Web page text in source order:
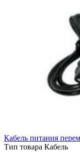
Кабель питания
Тип товара Кабель